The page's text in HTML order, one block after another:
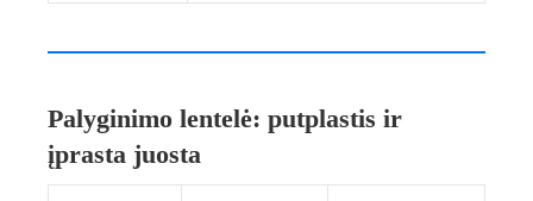
Palyginimo lentelė: putplastis ir
įprasta juosta